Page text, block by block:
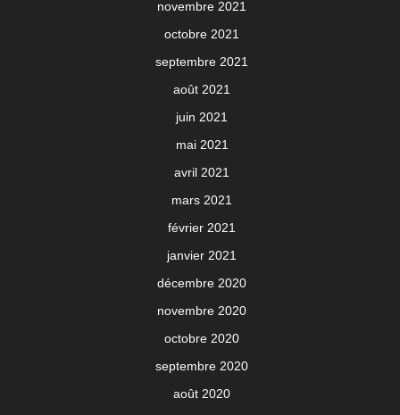
novembre 2021
octobre 2021
septembre 2021
août 2021
juin 2021
mai 2021
avril 2021
mars 2021
février 2021
janvier 2021
décembre 2020
novembre 2020
octobre 2020
septembre 2020
août 2020